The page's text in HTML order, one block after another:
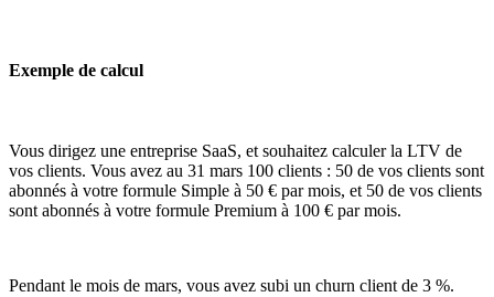
Exemple de calcul
Vous dirigez une entreprise SaaS, et souhaitez calculer la LTV de
vos clients. Vous avez au 31 mars 100 clients : 50 de vos clients sont
abonnés à votre formule Simple à 50 € par mois, et 50 de vos clients
sont abonnés à votre formule Premium à 100 € par mois.
Pendant le mois de mars, vous avez subi un churn client de 3 %.